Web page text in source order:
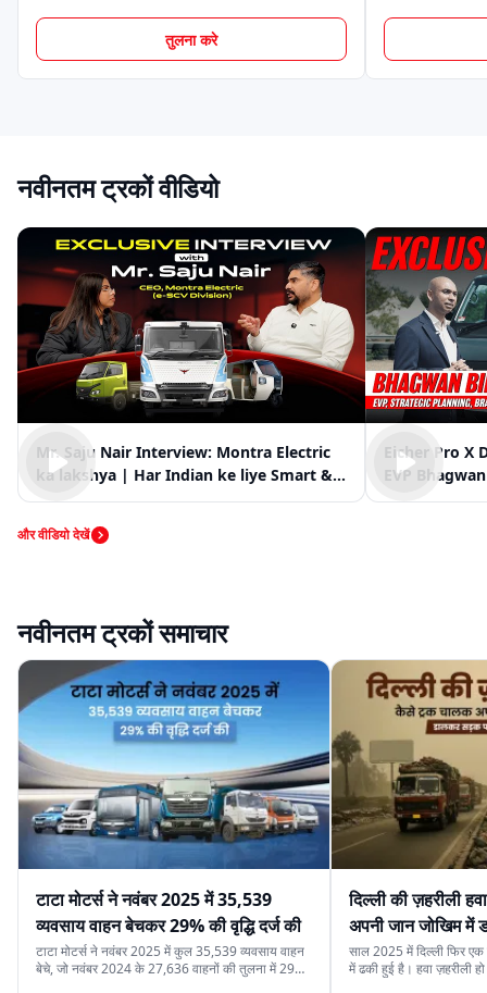
तुलना करे
नवीनतम ट्रकों वीडियो
Mr. Saju Nair Interview: Montra Electric
ka lakshya | Har Indian ke liye Smart &
Clean Mobility
Eicher Pro X
EVP
Market
और वीडियो देखें
नवीनतम ट्रकों समाचार
टाटा मोटर्स ने नवंबर 2025 में 35,539
व्यवसाय वाहन बेचकर 29% की वृद्धि दर्ज की
टाटा मोटर्स ने नवंबर 2025 में कुल 35,539 व्यवसाय वाहन
बेचे, जो नवंबर 2024 के 27,636 वाहनों की तुलना में 29%
दिल्ली की ज़हरीली
अपनी जान जोखिम
कर रहे हैं
साल 2025 में दिल्ली फिर
में ढकी हुई है। हवा ज़हरीली